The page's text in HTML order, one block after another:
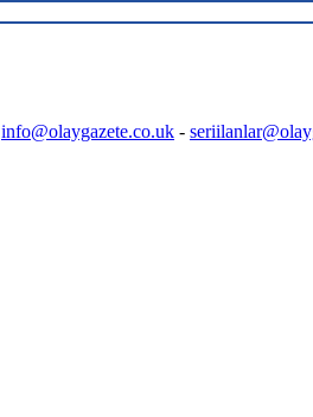
info@olaygazete.co.uk -